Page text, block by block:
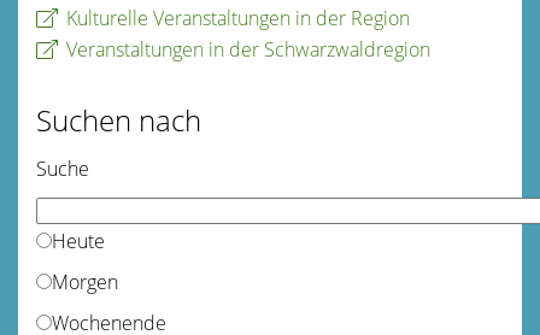
Kulturelle Veranstaltungen in der Region
Veranstaltungen in der Schwarzwaldregion
Suchen nach
Suche
Heute
Morgen
Wochenende